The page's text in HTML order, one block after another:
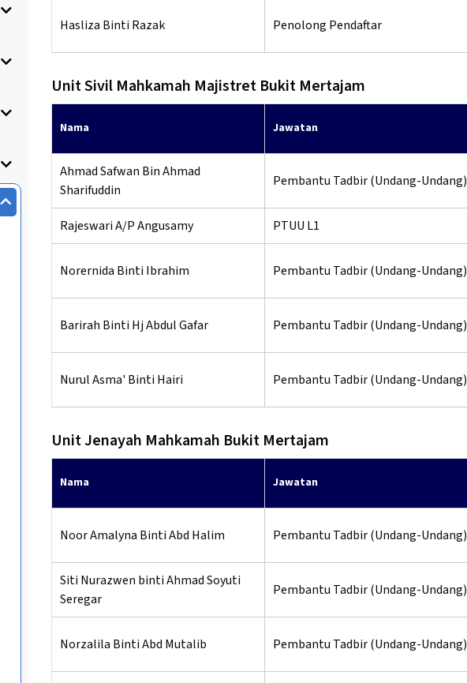
Hasliza Binti Razak Penolong Pendaftar
Unit Sivil Mahkamah Majistret Bukit Mertajam
Nama Jawatan
Ahmad Safwan Bin Ahmad
Sharifuddin
Pembantu Tadbir (Undang-Undang)
Rajeswari A/P Angusamy PTUU L1
Norernida Binti Ibrahim Pembantu Tadbir (Undang-Undang)
Barirah Binti Hj Abdul Gafar Pembantu Tadbir (Undang-Undang)
Nurul Asma' Binti Hairi Pembantu Tadbir (Undang-Undang)
Unit Jenayah Mahkamah Bukit Mertajam
Nama Jawatan
Noor Amalyna Binti Abd Halim Pembantu Tadbir (Undang-Undang)
Siti Nurazwen binti Ahmad Soyuti
Seregar
Pembantu Tadbir (Undang-Undang)
Norzalila Binti Abd Mutalib Pembantu Tadbir (Undang-Undang)